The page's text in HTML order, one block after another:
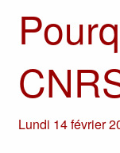
Lundi 14 février